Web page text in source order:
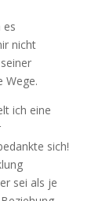
es
nicht
Wege.
ich eine
sich!
sei als je